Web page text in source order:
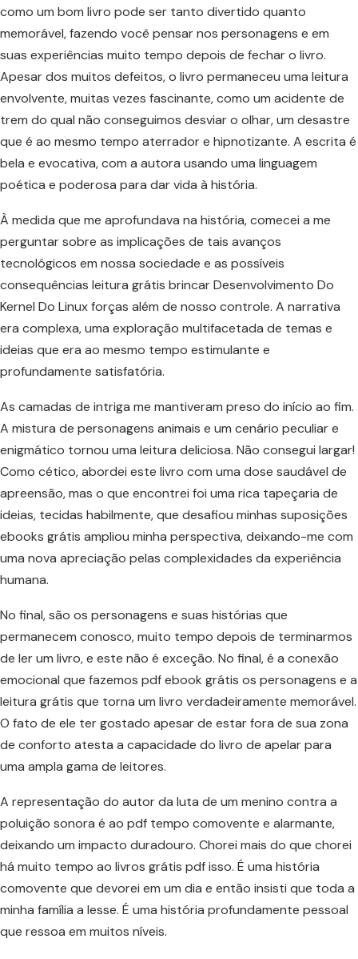
como um bom livro pode ser tanto divertido quanto
memorável, fazendo você pensar nos personagens e em
suas experiências muito tempo depois de fechar o livro.
Apesar dos muitos defeitos, o livro permaneceu uma leitura
envolvente, muitas vezes fascinante, como um acidente de
trem do qual não conseguimos desviar o olhar, um desastre
que é ao mesmo tempo aterrador e hipnotizante. A escrita é
bela e evocativa, com a autora usando uma linguagem
poética e poderosa para dar vida à história.
À medida que me aprofundava na história, comecei a me
perguntar sobre as implicações de tais avanços
tecnológicos em nossa sociedade e as possíveis
consequências leitura grátis brincar Desenvolvimento Do
Kernel Do Linux forças além de nosso controle. A narrativa
era complexa, uma exploração multifacetada de temas e
ideias que era ao mesmo tempo estimulante e
profundamente satisfatória.
As camadas de intriga me mantiveram preso do início ao fim.
A mistura de personagens animais e um cenário peculiar e
enigmático tornou uma leitura deliciosa. Não consegui largar!
Como cético, abordei este livro com uma dose saudável de
apreensão, mas o que encontrei foi uma rica tapeçaria de
ideias, tecidas habilmente, que desafiou minhas suposições
ebooks grátis ampliou minha perspectiva, deixando-me com
uma nova apreciação pelas complexidades da experiência
humana.
No final, são os personagens e suas histórias que
permanecem conosco, muito tempo depois de terminarmos
de ler um livro, e este não é exceção. No final, é a conexão
emocional que fazemos pdf ebook grátis os personagens e a
leitura grátis que torna um livro verdadeiramente memorável.
O fato de ele ter gostado apesar de estar fora de sua zona
de conforto atesta a capacidade do livro de apelar para
uma ampla gama de leitores.
A representação do autor da luta de um menino contra a
poluição sonora é ao pdf tempo comovente e alarmante,
deixando um impacto duradouro. Chorei mais do que chorei
há muito tempo ao livros grátis pdf isso. É uma história
comovente que devorei em um dia e então insisti que toda a
minha família a lesse. É uma história profundamente pessoal
que ressoa em muitos níveis.